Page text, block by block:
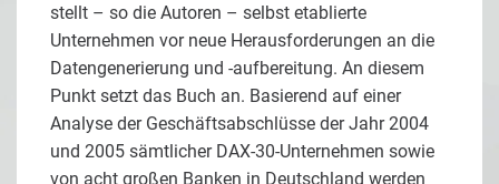
stellt – so die Autoren – selbst etablierte
Unternehmen vor neue Herausforderungen an die
Datengenerierung und -aufbereitung. An diesem
Punkt setzt das Buch an. Basierend auf einer
Analyse der Geschäftsabschlüsse der Jahr 2004
und 2005 sämtlicher DAX-30-Unternehmen sowie
von acht großen Banken in Deutschland werden